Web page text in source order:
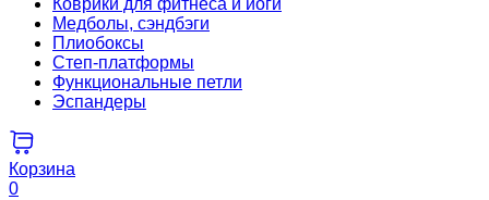
Коврики для фитнеса и йоги
Медболы, сэндбэги
Плиобоксы
Степ-платформы
Функциональные петли
Эспандеры
Корзина
0